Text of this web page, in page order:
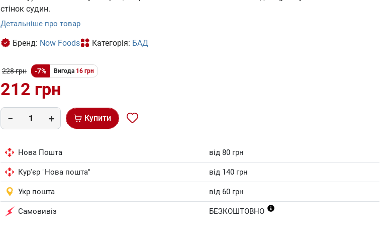
стінок судин.
Детальніше про товар
Бренд: Now Foods Категорія: БАД
228 грн -7% Вигода 16 грн
212 грн
Купити
Нова Пошта від 80 грн
Кур'єр "Нова пошта" від 140 грн
Укр пошта від 60 грн
Самовивіз БЕЗКОШТОВНО